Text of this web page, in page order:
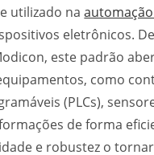
utilizado na
eletrônicos.
este padrão
como
(PLCs),
de forma
e robustez o